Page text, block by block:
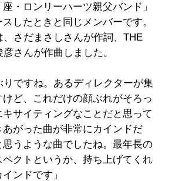
・ロンリーハーツ親父バンド」
したときと同じメンバーです。
、さだまさしさんが作詞、THE
さんが作曲しました。
りですね。あるディレクターが集
ど、これだけの顔ぶれがそろっ
サイティングなことだと思って
がった曲が非常にカインドだ
うような曲でしたね。最年長の
クトというか、持ち上げてくれ
ンドです」